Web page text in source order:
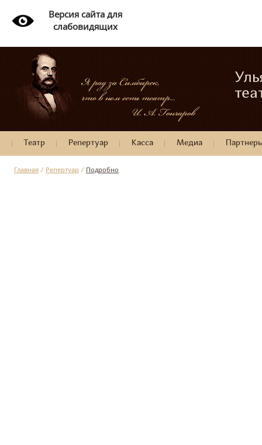
Версия сайта для
слабовидящих
Театр Репертуар Касса Медиа
Главная / Репертуар / Подробно